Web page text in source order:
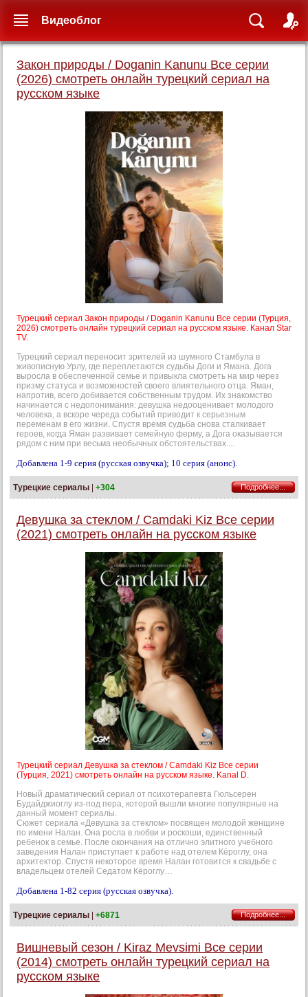
Закон природы / Doganin Kanunu Все серии
(2026) смотреть онлайн турецкий сериал на
русском языке
Турецкий сериал Закон природы / Doganin Kanunu Все серии (Турция,
2026) смотреть онлайн турецкий сериал на русском языке. Канал Star
TV.
Турецкий сериал переносит зрителей из шумного Стамбула в
живописную Урлу, где переплетаются судьбы Доги и Ямана. Дога
выросла в обеспеченной семье и привыкла смотреть на мир через
призму статуса и возможностей своего влиятельного отца. Яман,
напротив, всего добивается собственным трудом. Их знакомство
начинается с недопонимания: девушка недооценивает молодого
человека, а вскоре череда событий приводит к серьезным
переменам в его жизни. Спустя время судьба снова сталкивает
героев, когда Яман развивает семейную ферму, а Дога оказывается
рядом с ним при весьма необычных обстоятельствах....
Добавлена 1-9 серия (русская озвучка); 10 серия (анонс).
Турецкие сериалы | +304 Подробнее...
Девушка за стеклом / Camdaki Kiz Все серии
(2021) смотреть онлайн на русском языке
Турецкий сериал Девушка за стеклом / Camdaki Kiz Все серии
(Турция, 2021) смотреть онлайн на русском языке. Kanal D.
Новый драматический сериал от психотерапевта Гюльсерен
Будайджиоглу из-под пера, которой вышли многие популярные на
данный момент сериалы.
Сюжет сериала «Девушка за стеклом» посвящен молодой женщине
по имени Налан. Она росла в любви и роскоши, единственный
ребенок в семье. После окончания на отлично элитного учебного
заведения Налан приступает к работе над отелем Кёроглу, она
архитектор. Спустя некоторое время Налан готовится к свадьбе с
владельцем отелей Седатом Кёроглу…
Добавлена 1-82 серия (русская озвучка).
Турецкие сериалы | +6871 Подробнее...
Вишневый сезон / Kiraz Mevsimi Все серии
(2014) смотреть онлайн турецкий сериал на
русском языке
Видеоблог